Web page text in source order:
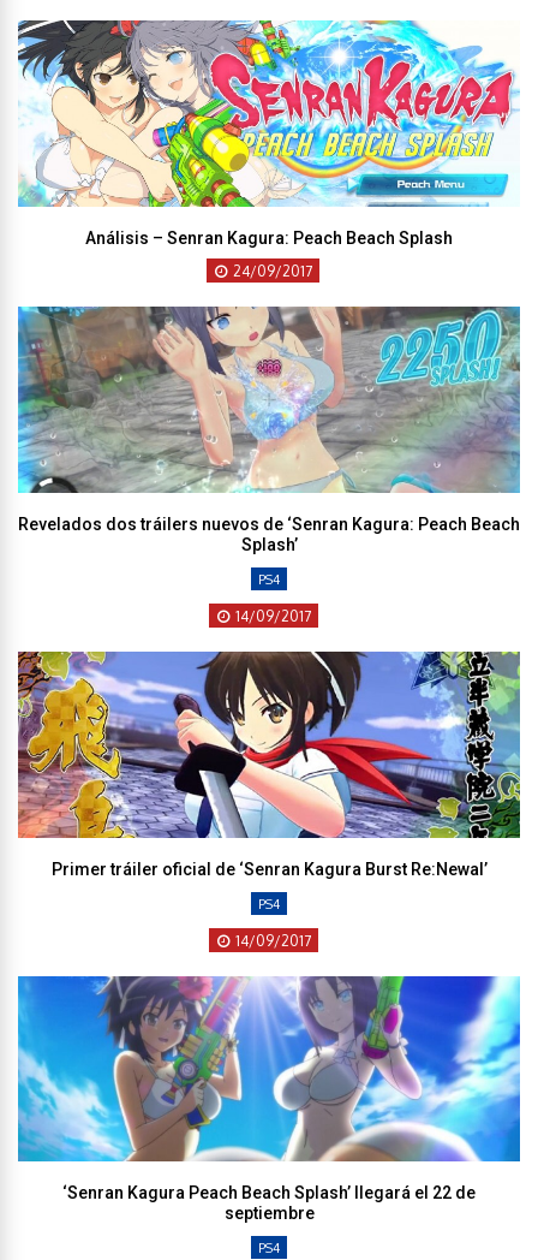
Análisis – Senran Kagura: Peach Beach Splash
24/09/2017
Revelados dos tráilers nuevos de ‘Senran Kagura: Peach Beach
Splash’
PS4
14/09/2017
Primer tráiler oficial de ‘Senran Kagura Burst Re:Newal’
PS4
14/09/2017
‘Senran Kagura Peach Beach Splash’ llegará el 22 de
septiembre
PS4